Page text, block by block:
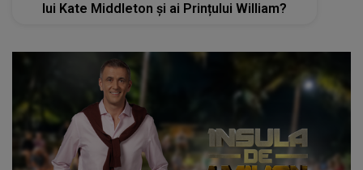
lui Kate Middleton și ai Prințului William?